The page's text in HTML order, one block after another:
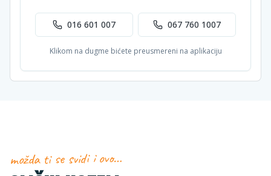
016 601 007 067 760 1007
Klikom na dugme bićete preusmereni na aplikaciju
možda ti se svidi i ovo…